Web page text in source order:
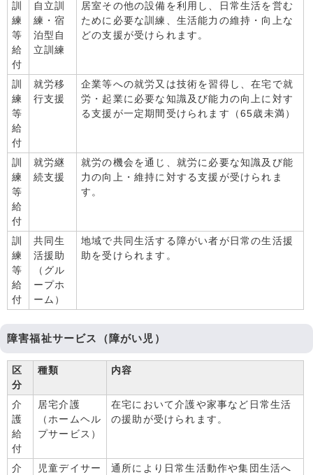
訓
練
等
給
付
自立訓
練・宿
泊型自
立訓練
居室その他の設備を利用し、日常生活を営む
ために必要な訓練、生活能力の維持・向上な
どの支援が受けられます。
訓
練
等
給
付
就労移
行支援
企業等への就労又は技術を習得し、在宅で就
労・起業に必要な知識及び能力の向上に対す
る支援が一定期間受けられます（65歳未満）
訓
練
等
給
付
就労継
続支援
就労の機会を通じ、就労に必要な知識及び能
力の向上・維持に対する支援が受けられま
す。
訓
練
等
給
付
共同生
活援助
（グル
ープホ
ーム）
地域で共同生活する障がい者が日常の生活援
助を受けられます。
障害福祉サービス（障がい児）
区
分
種類 内容
介
護
給
付
居宅介護
（ホームヘル
プサービス）
在宅において介護や家事など日常生活
の援助が受けられます。
介
児童デイサー
通所により日常生活動作や集団生活へ